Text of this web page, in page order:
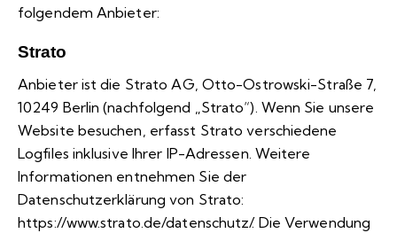
folgendem Anbieter:
Strato
Anbieter ist die Strato AG, Otto-Ostrowski-Straße 7,
10249 Berlin (nachfolgend „Strato“). Wenn Sie unsere
Website besuchen, erfasst Strato verschiedene
Logfiles inklusive Ihrer IP-Adressen. Weitere
Informationen entnehmen Sie der
Datenschutzerklärung von Strato:
https://www.strato.de/datenschutz/. Die Verwendung